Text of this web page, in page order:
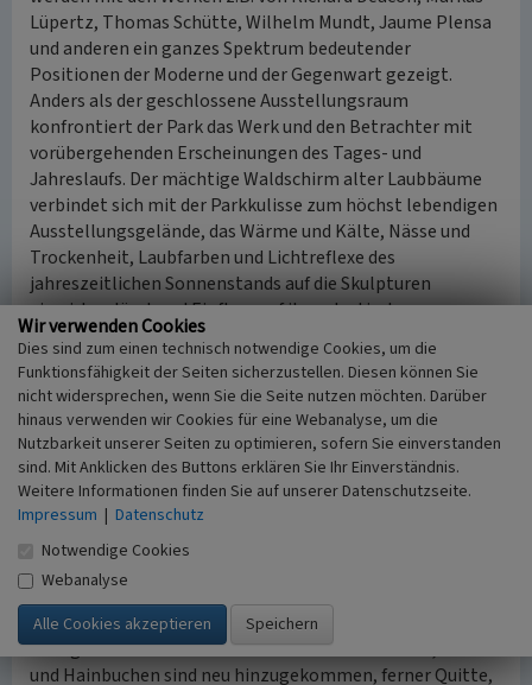
Lüpertz, Thomas Schütte, Wilhelm Mundt, Jaume Plensa
und anderen ein ganzes Spektrum bedeutender
Positionen der Moderne und der Gegenwart gezeigt.
Anders als der geschlossene Ausstellungsraum
konfrontiert der Park das Werk und den Betrachter mit
vorübergehenden Erscheinungen des Tages- und
Jahreslaufs. Der mächtige Waldschirm alter Laubbäume
verbindet sich mit der Parkkulisse zum höchst lebendigen
Ausstellungsgelände, das Wärme und Kälte, Nässe und
Trockenheit, Laubfarben und Lichtreflexe des
jahreszeitlichen Sonnenstands auf die Skulpturen
einwirken lässt und Einfluss auf ihre plastische
Erscheinung nimmt.
Das bestehende Wegenetz wurde über das gesamte Areal
erweitert und führt den Besucher heute zu den
zahlreichen Standorten der Skulpturen, vorbei an
Gehölzpartien, Rasenflächen und durch den
hochstämmigen Mischwald. Durch partielles Roden im
Altbestand sind Lichtzellen entstanden, wo sich auf
kleinen Hainen Jungpflanzen um größere Bäume der
gleichen Art gruppieren. Heimische Arten wie Hartriegel,
Stechpalme, Haselnuss, Weißdorn, Vogeldorn und
schwarzer Holunder bereichern gruppenweise die
Waldgesellschaft. Auch der Amberbaum und Eiben, Weiden
und Hainbuchen sind neu hinzugekommen, ferner Quitte,
Wir verwenden Cookies
Dies sind zum einen technisch notwendige Cookies, um die
Funktionsfähigkeit der Seiten sicherzustellen. Diesen können Sie
nicht widersprechen, wenn Sie die Seite nutzen möchten. Darüber
hinaus verwenden wir Cookies für eine Webanalyse, um die
Nutzbarkeit unserer Seiten zu optimieren, sofern Sie einverstanden
sind. Mit Anklicken des Buttons erklären Sie Ihr Einverständnis.
Weitere Informationen finden Sie auf unserer Datenschutzseite.
Impressum | Datenschutz
Notwendige Cookies
Webanalyse